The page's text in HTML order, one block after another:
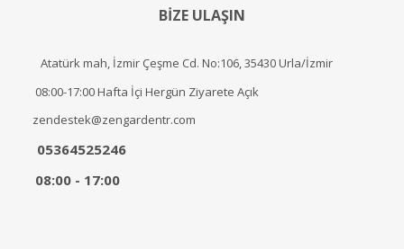
BİZE ULAŞIN
Atatürk mah, İzmir Çeşme Cd. No:106, 35430 Urla/İzmir
08:00-17:00 Hafta İçi Hergün Ziyarete Açık
zendestek@zengardentr.com
05364525246
08:00 - 17:00